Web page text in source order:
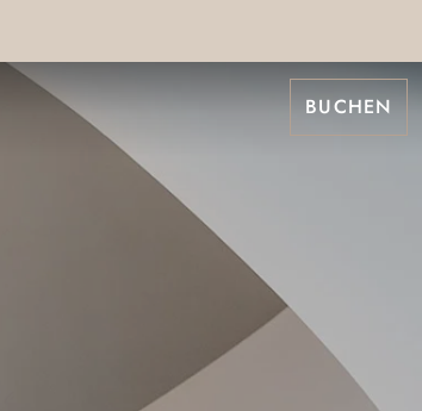
BUCHEN